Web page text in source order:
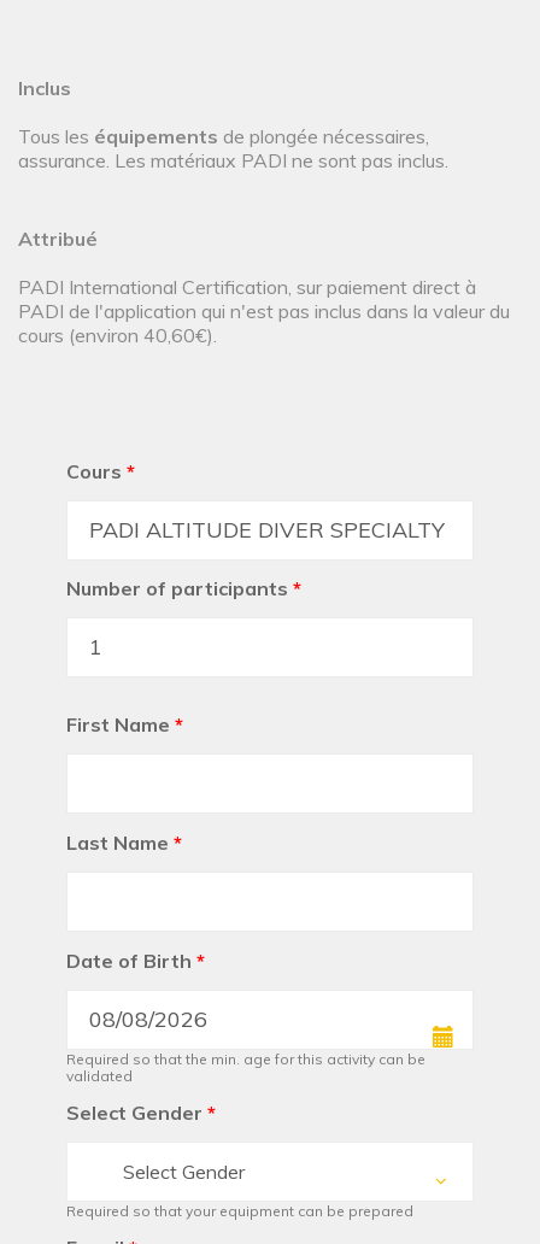
Inclus
Tous les équipements de plongée nécessaires,
assurance. Les matériaux PADI ne sont pas inclus.
Attribué
PADI International Certification, sur paiement direct à
PADI de l'application qui n'est pas inclus dans la valeur du
cours (environ 40,60€).
Cours *
Number of participants *
First Name *
Last Name *
Date of Birth *
Required so that the min. age for this activity can be
validated
Select Gender *
Select Gender
Required so that your equipment can be prepared